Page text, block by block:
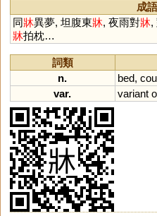
成
同牀異夢, 坦腹東牀, 夜雨對牀,
牀拍枕…
詞類
n.
bed,
var.
variant